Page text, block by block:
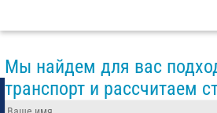
Мы найдем для вас
транспорт и рассчитаем